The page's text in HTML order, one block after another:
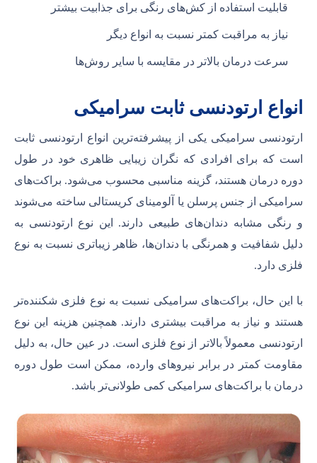
قابلیت استفاده از کش‌های رنگی برای جذابیت بیشتر
نیاز به مراقبت کمتر نسبت به انواع دیگر
سرعت درمان بالاتر در مقایسه با سایر روش‌ها
انواع ارتودنسی ثابت سرامیکی
ارتودنسی سرامیکی یکی از پیشرفته‌ترین انواع ارتودنسی ثابت
است که برای افرادی که نگران زیبایی ظاهری خود در طول
دوره درمان هستند، گزینه مناسبی محسوب می‌شود. براکت‌های
سرامیکی از جنس پرسلن یا آلومینای کریستالی ساخته می‌شوند
و رنگی مشابه دندان‌های طبیعی دارند. این نوع ارتودنسی به
دلیل شفافیت و همرنگی با دندان‌ها، ظاهر زیباتری نسبت به نوع
فلزی دارد.
با این حال، براکت‌های سرامیکی نسبت به نوع فلزی شکننده‌تر
هستند و نیاز به مراقبت بیشتری دارند. همچنین هزینه این نوع
ارتودنسی معمولاً بالاتر از نوع فلزی است. در عین حال، به دلیل
مقاومت کمتر در برابر نیروهای وارده، ممکن است طول دوره
درمان با براکت‌های سرامیکی کمی طولانی‌تر باشد.